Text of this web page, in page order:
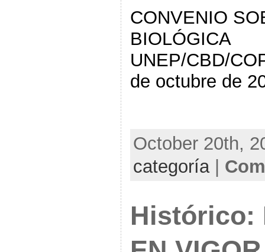
CONVENIO
BIOLÓGICA
UNEP/CBD/
de octubre de
October 20th,
categoría|
Histórico: